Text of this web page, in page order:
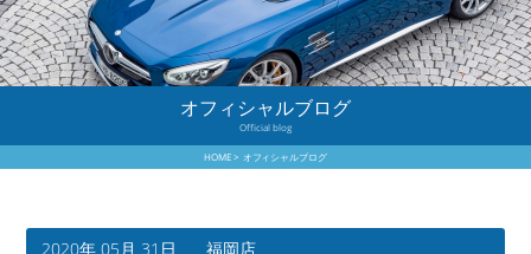
オーダー販売
工場サービス
保証について
オフィシャルブログ
Official blog
HOME オフィシャルブログ
2020年 05月 31日 福岡店